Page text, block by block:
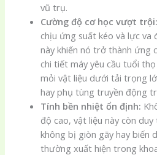
vũ trụ.
Cường độ cơ học vượt trội:
chịu ứng suất kéo và lực
này khiến nó trở thành ứng
chi tiết máy yêu cầu tuổi
mỏi vật liệu dưới tải trọng
hay phụ tùng truyền động
Tính bền nhiệt ổn định:
độ cao, vật liệu này còn
không bị giòn gãy hay biến
thường xuất hiện trong